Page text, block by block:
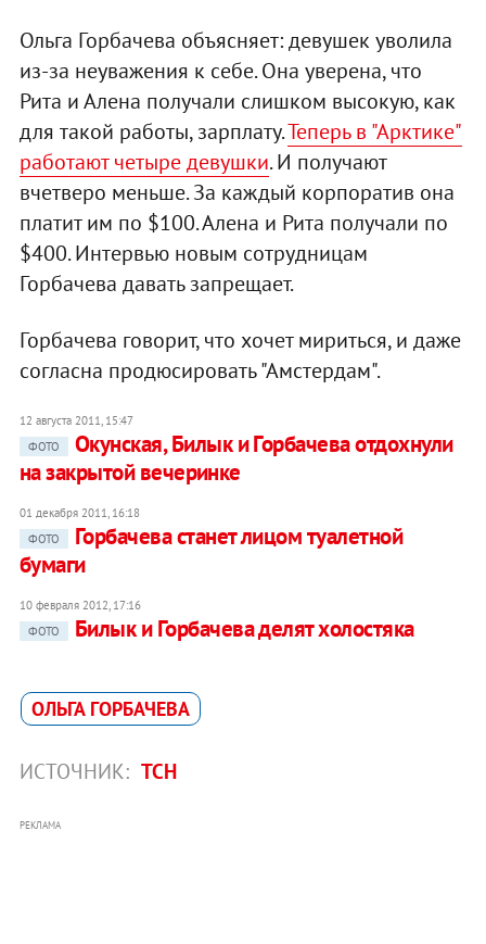
Ольга Горбачева объясняет: девушек уволила
из-за неуважения к себе. Она уверена, что
Рита и Алена получали слишком высокую, как
для такой работы, зарплату.Теперь в "Арктике"
работают четыре девушки. И получают
вчетверо меньше. За каждый корпоратив она
платит им по $100. Алена и Рита получали по
$400. Интервью новым сотрудницам
Горбачева давать запрещает.
Горбачева говорит, что хочет мириться, и даже
согласна продюсировать "Амстердам".
12 августа 2011, 15:47
ФОТО
Окунская, Билык и Горбачева отдохнули
на закрытой вечеринке
01 декабря 2011, 16:18
ФОТО
Горбачева станет лицом туалетной
бумаги
10 февраля 2012, 17:16
ФОТО
Билык и Горбачева делят холостяка
ОЛЬГА ГОРБАЧЕВА
ИСТОЧНИК: ТСН
РЕКЛАМА